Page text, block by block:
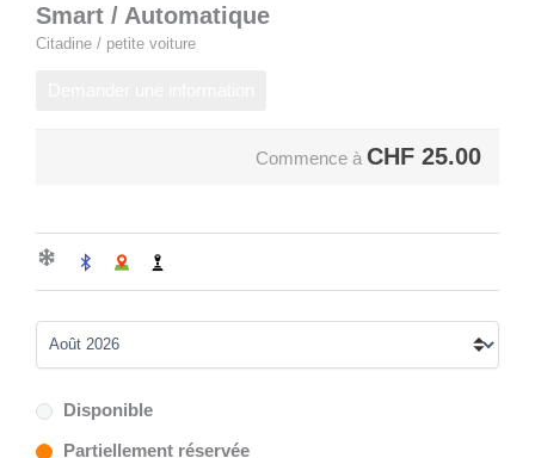
Smart / Automatique
Citadine / petite voiture
Commence à CHF 25.00
Disponible
Partiellement réservée